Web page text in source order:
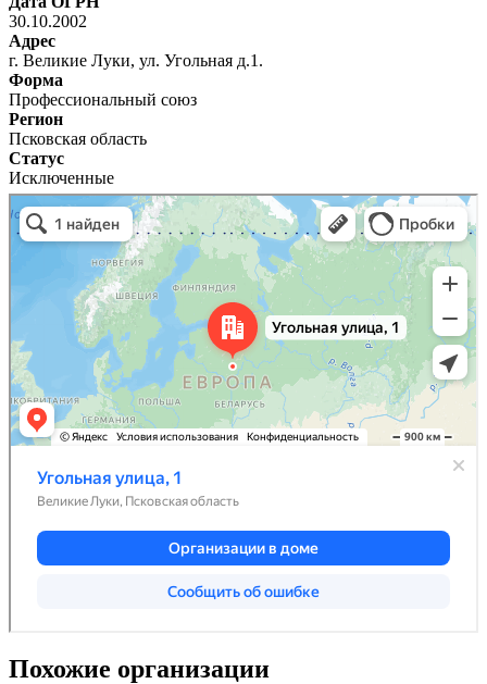
30.10.2002
Адрес
г. Великие Луки, ул. Угольная д.1.
Форма
Профессиональный союз
Регион
Псковская область
Статус
Исключенные
Похожие организации